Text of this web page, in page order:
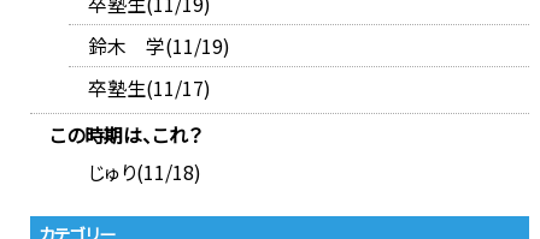
鈴木 学(11/19)
卒塾生(11/17)
この時期は、これ？
じゅり(11/18)